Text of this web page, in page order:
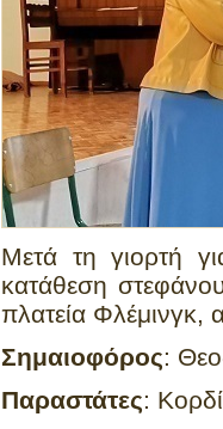
Μετά τη γιορτή
κατάθεση
πλατεία Φλέμινγκ,
Σημαιοφόρος:
Παραστάτες: